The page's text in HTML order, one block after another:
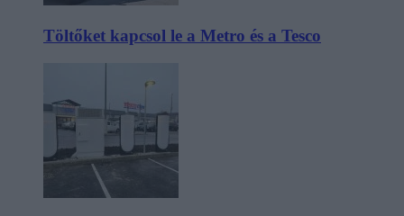
Töltőket kapcsol le a Metro és a Tesco